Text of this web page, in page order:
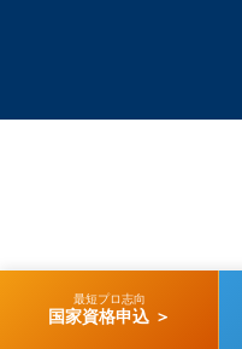
最短プロ志向
国家資格申込 ＞